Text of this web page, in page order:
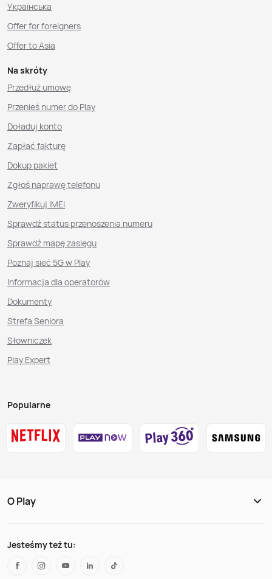
Українська
Offer for foreigners
Offer to Asia
Na skróty
Przedłuż umowę
Przenieś numer do Play
Doładuj konto
Zapłać fakturę
Dokup pakiet
Zgłoś naprawę telefonu
Zweryfikuj IMEI
Sprawdź status przenoszenia numeru
Sprawdź mapę zasięgu
Poznaj sieć 5G w Play
Informacja dla operatorów
Dokumenty
Strefa Seniora
Słowniczek
Play Expert
Popularne
O Play
Jesteśmy też tu: